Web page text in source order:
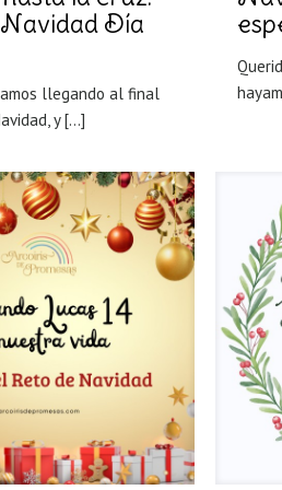
Día
llegando al final
y[…]